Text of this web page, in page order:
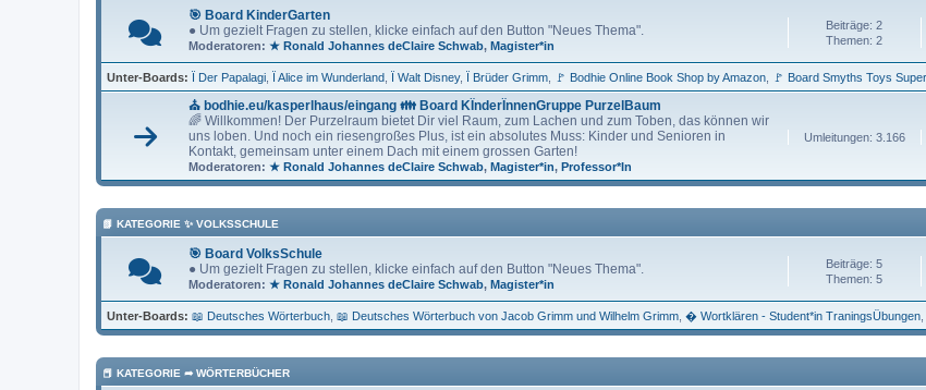
🎯 Board KinderGarten
● Um gezielt Fragen zu stellen, klicke einfach auf den Button "Neues Thema".
Moderatoren: ★ Ronald Johannes deClaire Schwab, Magister*in
Beiträge: 2
Themen: 2
Unter-Boards
Ï Der Papalagi Ï Alice im Wunderland Ï Walt Disney Ï Brüder Grimm 🚩 Bodhie Online Book Shop by Amazon 🚩 Board Smyths Toys
⛪ bodhie.eu/kasperlhaus/eingang 👪 Board KÏnderÏnnenGruppe PurzelBaum
🌈 Willkommen! Der Purzelraum bietet Dir viel Raum, zum Lachen und zum Toben, das können wir
uns loben. Und noch ein riesengroßes Plus, ist ein absolutes Muss: Kinder und Senioren in
Kontakt, gemeinsam unter einem Dach mit einem grossen Garten!
Moderatoren: ★ Ronald Johannes deClaire Schwab, Magister*in, Professor*In
Umleitungen: 3.166
📗 KATEGORIE ✨ VOLKSSCHULE
🎯 Board VolksSchule
● Um gezielt Fragen zu stellen, klicke einfach auf den Button "Neues Thema".
Moderatoren: ★ Ronald Johannes deClaire Schwab, Magister*in
Beiträge: 5
Themen: 5
Unter-Boards 📖 Deutsches Wörterbuch 📖 Deutsches Wörterbuch von Jacob Grimm und Wilhelm Grimm � Wortklären - Student*in TraningsÜbungen
📕 KATEGORIE ➦ WÖRTERBÜCHER